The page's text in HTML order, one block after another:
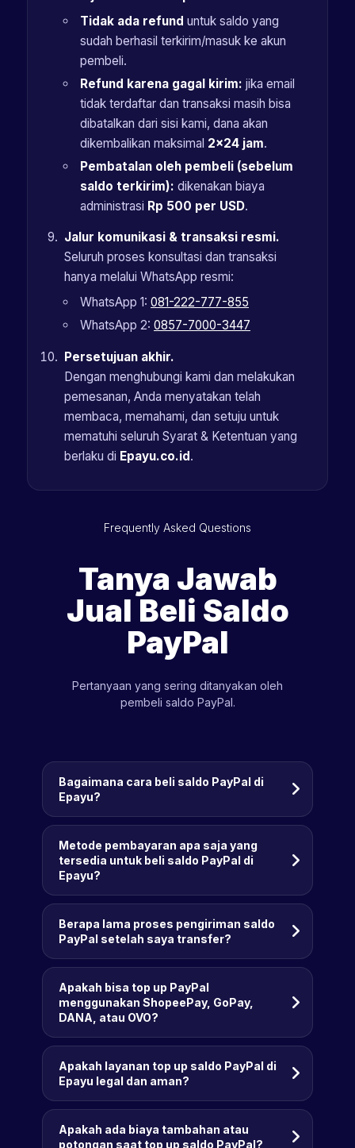
Tidak ada refund untuk saldo yang
sudah berhasil terkirim/masuk ke akun
pembeli.
Refund karena gagal kirim: jika email
tidak terdaftar dan transaksi masih bisa
dibatalkan dari sisi kami, dana akan
dikembalikan maksimal 2×24 jam.
Pembatalan oleh pembeli (sebelum
saldo terkirim): dikenakan biaya
administrasi Rp 500 per USD.
Jalur komunikasi & transaksi resmi.
Seluruh proses konsultasi dan transaksi
hanya melalui WhatsApp resmi:
WhatsApp 1: 081-222-777-855
WhatsApp 2: 0857-7000-3447
Persetujuan akhir.
Dengan menghubungi kami dan melakukan
pemesanan, Anda menyatakan telah
membaca, memahami, dan setuju untuk
mematuhi seluruh Syarat & Ketentuan yang
berlaku di Epayu.co.id.
Frequently Asked Questions
Tanya Jawab
Jual Beli Saldo
PayPal
Pertanyaan yang sering ditanyakan oleh
pembeli saldo PayPal.
Bagaimana cara beli saldo PayPal di
Epayu?
Metode pembayaran apa saja yang
tersedia untuk beli saldo PayPal di
Epayu?
Berapa lama proses pengiriman saldo
PayPal setelah saya transfer?
Apakah bisa top up PayPal
menggunakan ShopeePay, GoPay,
DANA, atau OVO?
Apakah layanan top up saldo PayPal di
Epayu legal dan aman?
Apakah ada biaya tambahan atau
potongan saat top up saldo PayPal?